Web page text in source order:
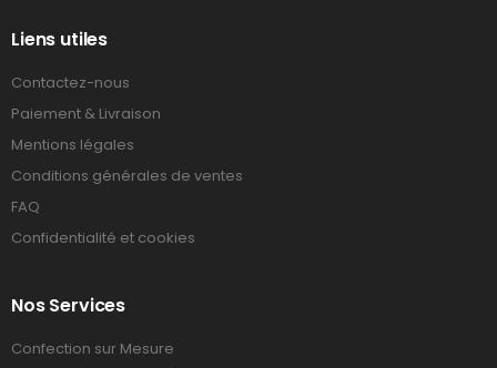
Liens utiles
Contactez-nous
Paiement & Livraison
Mentions légales
Conditions générales de ventes
FAQ
Confidentialité et cookies
Nos Services
Confection sur Mesure